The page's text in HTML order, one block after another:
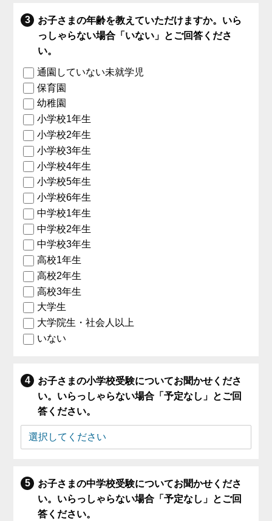
お子さまの年齢を教えていただけますか。いら
っしゃらない場合「いない」とご回答くださ
い。
通園していない未就学児
保育園
幼稚園
小学校1年生
小学校2年生
小学校3年生
小学校4年生
小学校5年生
小学校6年生
中学校1年生
中学校2年生
中学校3年生
高校1年生
高校2年生
高校3年生
大学生
大学院生・社会人以上
いない
お子さまの小学校受験についてお聞かせくださ
い。いらっしゃらない場合「予定なし」とご回
答ください。
お子さまの中学校受験についてお聞かせくださ
い。いらっしゃらない場合「予定なし」とご回
答ください。